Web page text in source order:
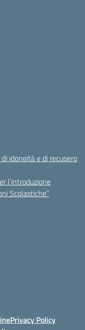
idoneità e di recupero
l’introduzione
Scolastiche”
Privacy Policy